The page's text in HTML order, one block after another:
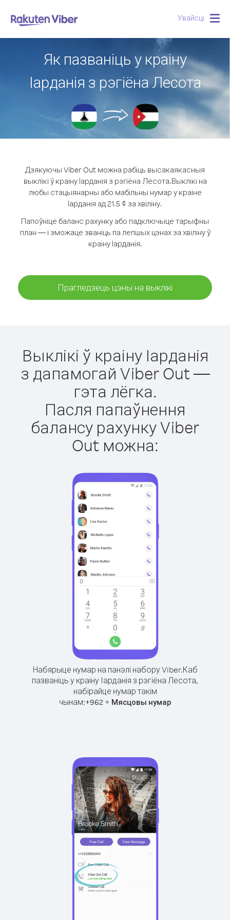
Увайсці
Як пазваніць у краіну
Іарданія з рэгіёна Лесота
Дзякуючы Viber Out можна рабіць высакаякасныя
выклікі ў краіну Іарданія з рэгіёна Лесота.Выклікі на
любы стацыянарны або мабільны нумар у краіне
Іарданія ад 21.5 ¢ за хвіліну.
Папоўніце баланс рахунку або падключыце тарыфны
план — і зможаце званіць па лепшых цэнах за хвіліну ў
краіну Іарданія.
Прагледзець цэны на выклікі
Выклікі ў краіну Іарданія
з дапамогай Viber Out —
гэта лёгка.
Пасля папаўнення
балансу рахунку Viber
Out можна:
Набярыце нумар на панэлі набору Viber.Каб
пазваніць у краіну Іарданія з рэгіёна Лесота,
набірайце нумар такім
чынам:+962+ Мясцовы нумар